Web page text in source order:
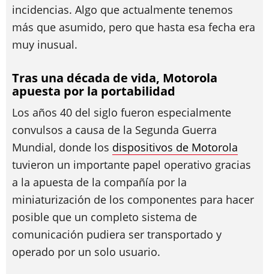
incidencias. Algo que actualmente tenemos
más que asumido, pero que hasta esa fecha era
muy inusual.
Tras una década de vida, Motorola
apuesta por la portabilidad
Los años 40 del siglo fueron especialmente
convulsos a causa de la Segunda Guerra
Mundial, donde los dispositivos de Motorola
tuvieron un importante papel operativo gracias
a la apuesta de la compañía por la
miniaturización de los componentes para hacer
posible que un completo sistema de
comunicación pudiera ser transportado y
operado por un solo usuario.